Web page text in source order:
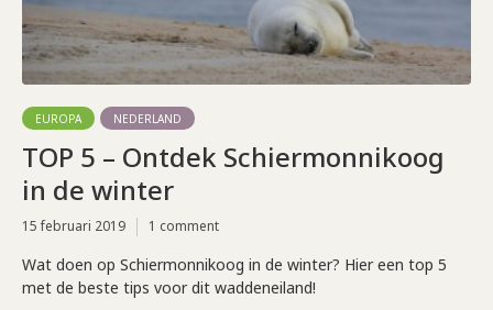
EUROPA NEDERLAND
TOP 5 – Ontdek Schiermonnikoog
in de winter
15 februari 2019 1 comment
Wat doen op Schiermonnikoog in de winter? Hier een top 5
met de beste tips voor dit waddeneiland!